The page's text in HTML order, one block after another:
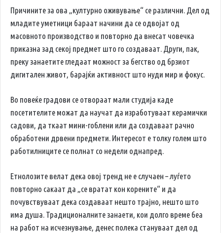
Причините за ова „културно оживување“ се различни. Дел од
младите уметници бараат начини да се одвојат од
масовното производство и повторно да внесат човечка
приказна зад секој предмет што го создаваат. Други, пак,
преку занаетите гледаат можност за бегство од брзиот
дигитален живот, барајќи активност што нуди мир и фокус.
Во повеќе градови се отвораат мали студија каде
посетителите можат да научат да изработуваат керамички
садови, да ткаат мини-гоблени или да создаваат рачно
обработени дрвени предмети. Интересот е толку голем што
работилниците се полнат со недели однапред.
Етнолозите велат дека овој тренд не е случаен – луѓето
повторно сакаат да „се вратат кон корените“ и да
почувствуваат дека создаваат нешто трајно, нешто што
има душа. Традиционалните занаети, кои долго време беа
на работ на исчезнување, денес полека стануваат дел од